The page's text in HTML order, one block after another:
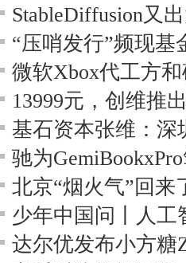
StableDiffusion又
“压哨发行”频现
基石资本张维：深
驰为
北京“烟火气”回来
少年中国问丨人工
达尔优发布小方糖